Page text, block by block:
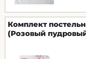
Комплект
(Розовый